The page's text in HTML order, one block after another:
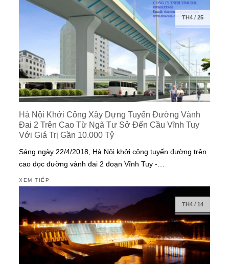
TH4/ 25
Hà Nội Khởi Công Xây Dựng Tuyến Đường Vành
Đai 2 Trên Cao Từ Ngã Tư Sở Đến Cầu Vĩnh Tuy
Với Giá Trị Gần 10.000 Tỷ
Sáng ngày 22/4/2018, Hà Nội khởi công tuyến đường trên
cao dọc đường vành đai 2 đoạn Vĩnh Tuy -…
XEM TIẾP
TH4/ 14